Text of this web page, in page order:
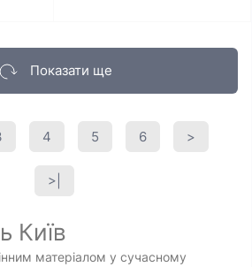
Показати ще
4 5 6 >
>|
Київ
матеріалом у сучасному